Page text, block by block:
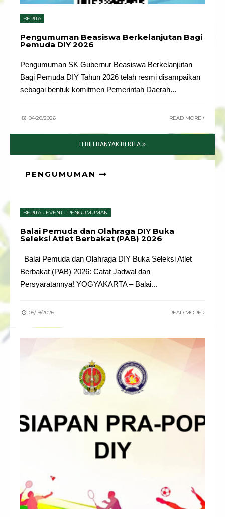
BERITA
Pengumuman Beasiswa Berkelanjutan Bagi
Pemuda DIY 2026
Pengumuman SK Gubernur Beasiswa Berkelanjutan
Bagi Pemuda DIY Tahun 2026 telah resmi disampaikan
sebagai bentuk komitmen Pemerintah Daerah...
04/20/2026 READ MORE
LEBIH BANYAK BERITA
PENGUMUMAN
BERITA • EVENT• PENGUMUMAN
Balai Pemuda dan Olahraga DIY Buka
Seleksi Atlet Berbakat (PAB) 2026
Balai Pemuda dan Olahraga DIY Buka Seleksi Atlet
Berbakat (PAB) 2026: Catat Jadwal dan
Persyaratannya! YOGYAKARTA – Balai...
05/19/2026 READ MORE